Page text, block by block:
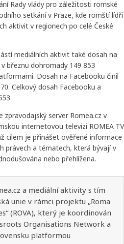
Rady vlády pro záležitosti romské
setkání v Praze, kde romští lídři
aktivit v regionech po celé České
mediálních aktivit také dosah na
březnu dohromady 149 853
Dosah na Facebooku činil
Celkový dosah Facebooku a
zpravodajský server Romea.cz v
internetovou televizi ROMEA TV
cílem je přinášet ověřené informace
právech a tématech, která bývají v
nebo přehlížena.
a mediální aktivity s tím
unie v rámci projektu „Roma
(ROVA), který je koordinován
Organisations Network a
platformou